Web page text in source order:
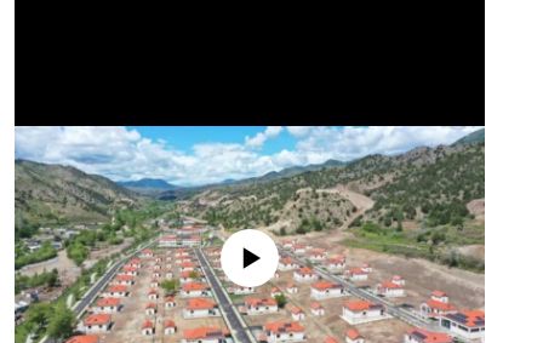
No media source currently available